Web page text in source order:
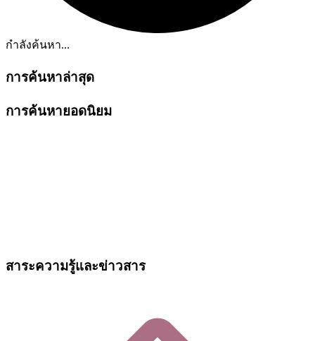
กำลังค้นหา...
การค้นหาล่าสุด
การค้นหายอดนิยม
สาระความรู้และข่าวสาร